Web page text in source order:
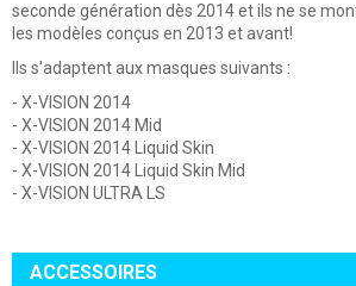
seconde génération dès 2014 et ils ne se
les modèles conçus en 2013 et avant!
Ils s'adaptent aux masques suivants :
- X-VISION 2014
- X-VISION 2014 Mid
- X-VISION 2014 Liquid Skin
- X-VISION 2014 Liquid Skin Mid
- X-VISION ULTRA LS
ACCESSOIRES